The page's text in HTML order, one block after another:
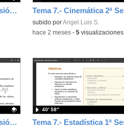
Tema 7.- Estadística 2ª Sesión 21-05-2026
Contenido educativo.
subido porAngel Luis S.
-hace 2 meses- 5visualizaciones
Tema 9.- Estadística 2ª Sesión 19-05-2026
40′ 58″